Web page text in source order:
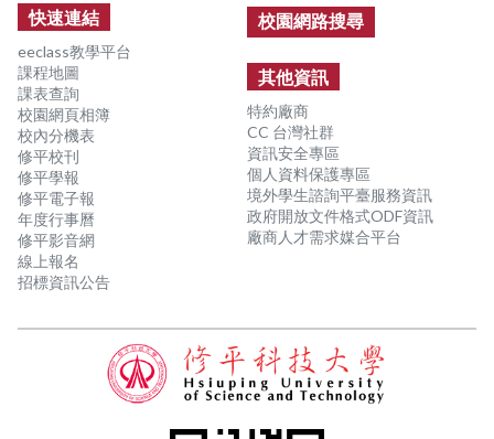
快速連結
eeclass教學平台
課程地圖
課表查詢
校園網頁相簿
校內分機表
修平校刊
修平學報
修平電子報
年度行事曆
修平影音網
線上報名
招標資訊公告
校園網路搜尋
其他資訊
特約廠商
CC 台灣社群
資訊安全專區
個人資料保護專區
境外學生諮詢平臺服務資訊
政府開放文件格式ODF資訊
廠商人才需求媒合平台